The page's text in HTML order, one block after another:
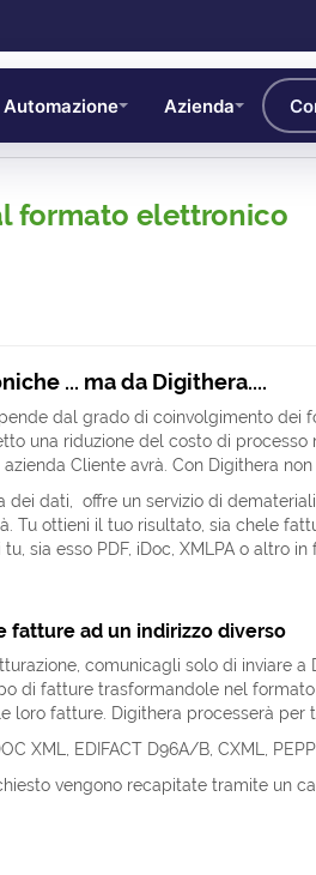
Automazione Azienda
formato elettronico
... ma da Digithera....
dal grado di coinvolgimento dei
una riduzione del costo di
Cliente avrà. Con Digithera
dati, offre un servizio di
Tu ottieni il tuo risultato, sia chele
sia esso PDF, iDoc, XMLPA o altro in
fatture ad un indirizzo diverso
comunicagli solo di inviare
di fatture trasformandole nel
loro fatture. Digithera processerà per
XML, EDIFACT D96A/B, CXML,
vengono recapitate tramite un